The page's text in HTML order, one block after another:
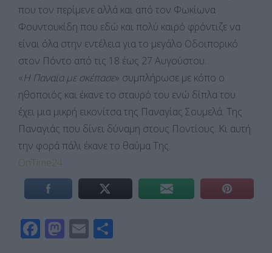
που τον περίμενε αλλά και από τον Φωκίωνα
Φουντουκίδη που εδώ και πολύ καιρό φρόντιζε να
είναι όλα στην εντέλεια για το μεγάλο Οδοιπορικό
στον Πόντο από τις 18 έως 27 Αυγούστου.
«Η Παναϊα με σκέπασε» συμπλήρωσε με κόπο ο
ηθοποιός και έκανε το σταυρό του ενώ δίπλα του
έχει μια μικρή εικονίτσα της Παναγίας Σουμελά. Της
Παναγιάς που δίνει δύναμη στους Ποντίους. Κι αυτή
την φορά πάλι έκανε το θαύμα Της.
OnTime24
F M E